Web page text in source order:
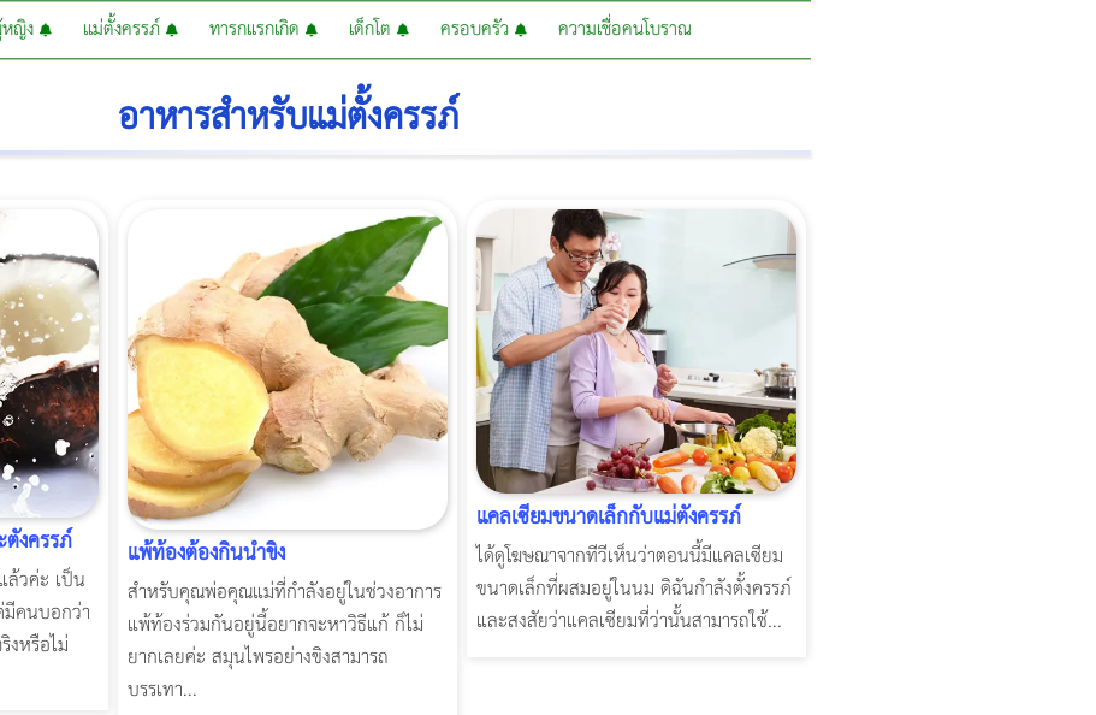
ญิง แม่ตั้งครรภ์ ทารกแรกเกิด เด็กโต ครอบครัว ความเชื่อคนโบราณ
อาหารสำหรับแม่ตั้งครรภ์
งครรภ์
วค่ะ เป็น
คนบอกว่า
หรือไม่
แพ้ท้องต้องกินน้ำขิง
สำหรับคุณพ่อคุณแม่ที่กำลังอยู่ในช่วงอาการ
แพ้ท้องร่วมกันอยู่นี้อยากจะหาวิธีแก้ ก็ไม่
ยากเลยค่ะ สมุนไพรอย่างขิงสามารถ
บรรเทา...
แคลเซียมขนาดเล็กกับแม่ตั้งครรภ์
ได้ดูโฆษณาจากทีวีเห็นว่าตอนนี้มีแคลเซียม
ขนาดเล็กที่ผสมอยู่ในนม ดิฉันกำลังตั้งครรภ์
และสงสัยว่าแคลเซียมที่ว่านั้นสามารถใช้...